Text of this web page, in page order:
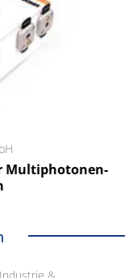
Multiphotonen-